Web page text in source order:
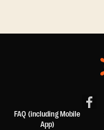
FAQ (including Mobile
App)